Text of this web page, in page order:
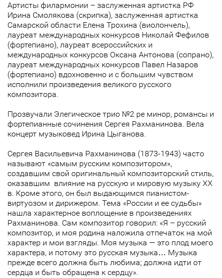
Артисты филармонии – заслуженная артистка РФ
Ирина Смолякова (скрипка), заслуженная артистка
Самарской области Елена Трохина (виолончель),
лауреат международных конкурсов Николай Фефилов
(фортепиано), лауреат всероссийских и
международных конкурсов Оксана Антонова (сопрано),
лауреат международных конкурсов Павел Назаров
(фортепиано) вдохновенно и с большим чувством
исполнили произведения великого русского
композитора.
Прозвучали Элегическое трио №2 ре минор, романсы и
фортепианные сочинения Сергея Рахманинова. Вела
концерт музыковед Ирина Цыганова.
Сергея Васильевича Рахманинова (1873-1943) часто
называют «самым русским композитором»,
создавшим свой оригинальный композиторский стиль,
оказавшим влияние на русскую и мировую музыку XX
в. Кроме этого, он был выдающимся пианистом-
виртуозом и дирижером. Тема «России и ее судьбы»
нашла характерное воплощение в произведениях
Рахманинова. Сам композитор говорил: «Я – русский
композитор, и моя родина наложила отпечаток на мой
характер и мои взгляды. Моя музыка — это плод моего
характера, и потому это русская музыка… Музыка
прежде всего должна быть любима; должна идти от
сердца и быть обращена к сердцу».